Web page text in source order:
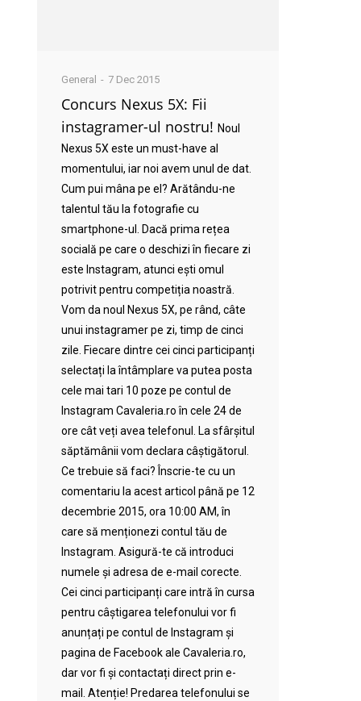
General 7 Dec 2015
Concurs Nexus 5X: Fii
instagramer-ul nostru! Noul
Nexus 5X este un must-have al
momentului, iar noi avem unul de dat.
Cum pui mâna pe el? Arătându-ne
talentul tău la fotografie cu
smartphone-ul. Dacă prima rețea
socială pe care o deschizi în fiecare zi
este Instagram, atunci ești omul
potrivit pentru competiția noastră.
Vom da noul Nexus 5X, pe rând, câte
unui instagramer pe zi, timp de cinci
zile. Fiecare dintre cei cinci participanți
selectați la întâmplare va putea posta
cele mai tari 10 poze pe contul de
Instagram Cavaleria.ro în cele 24 de
ore cât veți avea telefonul. La sfârșitul
săptămânii vom declara câștigătorul.
Ce trebuie să faci? Înscrie-te cu un
comentariu la acest articol până pe 12
decembrie 2015, ora 10:00 AM, în
care să menționezi contul tău de
Instagram. Asigură-te că introduci
numele și adresa de e-mail corecte.
Cei cinci participanți care intră în cursa
pentru câștigarea telefonului vor fi
anunțați pe contul de Instagram și
pagina de Facebook ale Cavaleria.ro,
dar vor fi și contactați direct prin e-
mail. Atenție! Predarea telefonului se